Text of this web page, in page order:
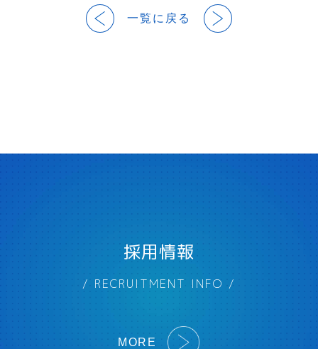
一覧に戻る
採用情報
/ RECRUITMENT INFO /
MORE